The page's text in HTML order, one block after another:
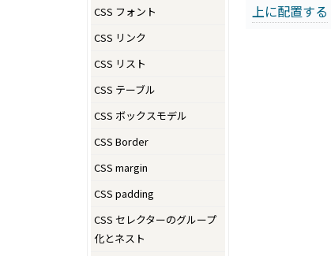
CSS フォント
CSS リンク
CSS リスト
CSS テーブル
CSS ボックスモデル
CSS Border
CSS margin
CSS padding
CSS セレクターのグループ
化とネスト
上に配置する